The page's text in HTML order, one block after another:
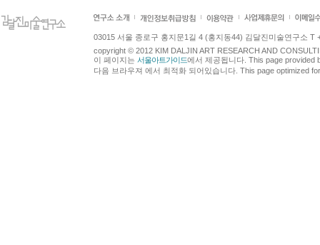
03015 서울 종로구 홍지문1길 4 (홍지동44) 김달진미술연구소 T
copyright © 2012 KIM DALJIN ART RESEARCH AND
이 페이지는 서울아트가이드에서 제공됩니다. This page provided
다음 브라우져 에서 최적화 되어있습니다. This page optimized